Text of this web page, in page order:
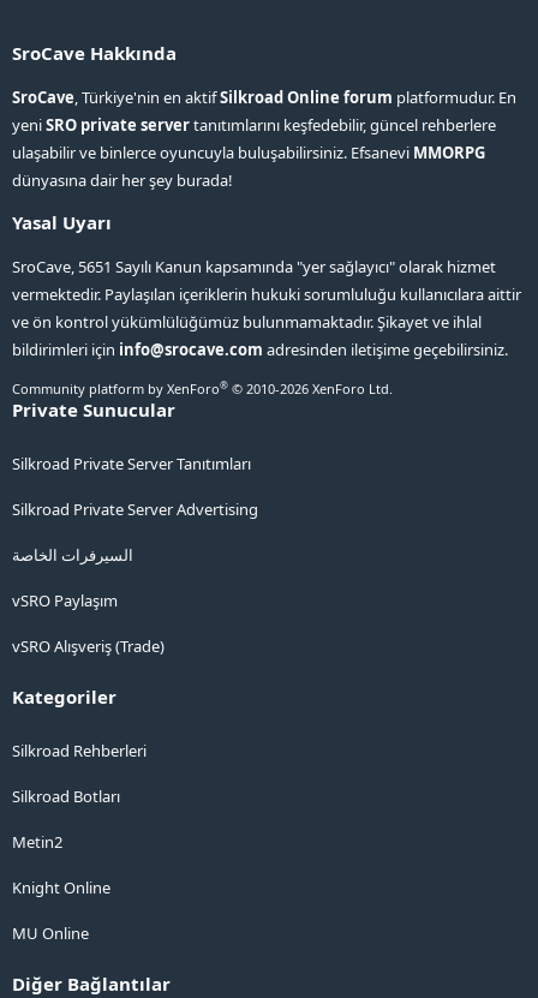
SroCave Hakkında
SroCave, Türkiye'nin en aktifSilkroad Online forum platformudur. En
yeniSRO private servertanıtımlarını keşfedebilir, güncel rehberlere
ulaşabilir ve binlerce oyuncuyla buluşabilirsiniz. Efsanevi MMORPG
dünyasına dair her şey burada!
Yasal Uyarı
SroCave, 5651 Sayılı Kanun kapsamında "yer sağlayıcı" olarak hizmet
vermektedir. Paylaşılan içeriklerin hukuki sorumluluğu kullanıcılara aittir
ve ön kontrol yükümlülüğümüz bulunmamaktadır. Şikayet ve ihlal
bildirimleri için info@srocave.com adresinden iletişime geçebilirsiniz.
Community platform by XenForo® © 2010-2026 XenForo Ltd.
Private Sunucular
Silkroad Private Server Tanıtımları
Silkroad Private Server Advertising
السيرفرات الخاصة
vSRO Paylaşım
vSRO Alışveriş (Trade)
Kategoriler
Silkroad Rehberleri
Silkroad Botları
Metin2
Knight Online
MU Online
Diğer Bağlantılar